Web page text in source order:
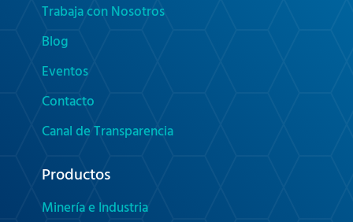
Trabaja con Nosotros
Blog
Eventos
Contacto
Canal de Transparencia
Productos
Minería e Industria